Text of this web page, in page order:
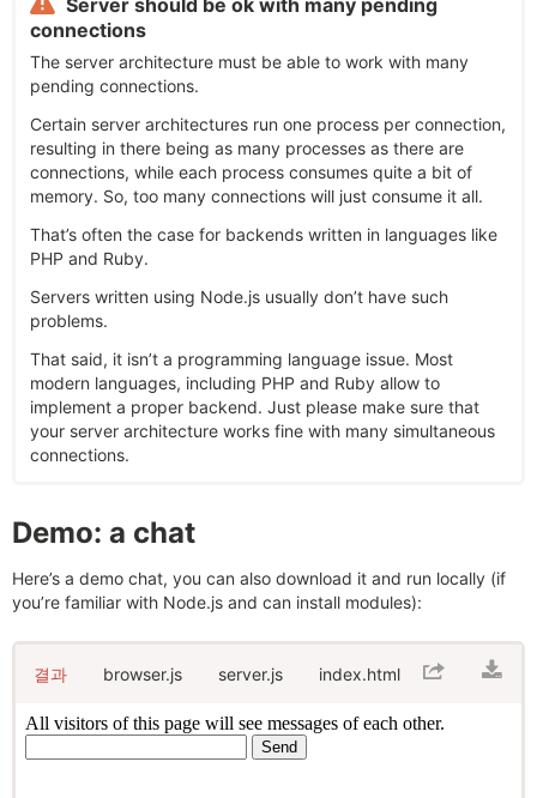
connections
The server architecture must be able to work with many
pending connections.
Certain server architectures run one process per connection,
resulting in there being as many processes as there are
connections, while each process consumes quite a bit of
memory. So, too many connections will just consume it all.
That’s often the case for backends written in languages like
PHP and Ruby.
Servers written using Node.js usually don’t have such
problems.
That said, it isn’t a programming language issue. Most
modern languages, including PHP and Ruby allow to
implement a proper backend. Just please make sure that
your server architecture works fine with many simultaneous
connections.
Demo: a chat
Here’s a demo chat, you can also download it and run locally (if
you’re familiar with Node.js and can install modules):
결과 browser.js server.js index.html